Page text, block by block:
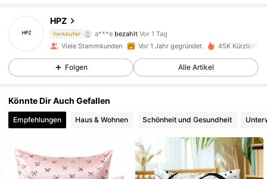
HPZ
Verkäufer
a***e bezahlt Vor 1 Tag
8.9K Follower
4,88 8.9K Follower
Viele Stammkunden Vor 1 Jahr gegründet 45K Kürzlich
Folgen Alle Artikel
Könnte Dir Auch Gefallen
Empfehlungen Haus & Wohnen Schönheit und Gesundheit